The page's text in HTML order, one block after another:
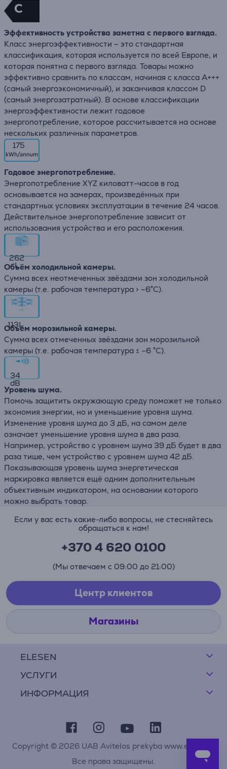
C
Эффективность устройства заметна с первого взгляда.
Класс энергоэффективности – это стандартная
классификация, которая используется по всей Европе, и
которая понятна с первого взгляда. Товары можно
эффективно сравнить по классам, начиная с класса A+++
(самый энергоэкономичный), и заканчивая классом D
(самый энергозатратный). В основе классификации
энергоэффективности лежит годовое
энергопотребление, которое рассчитывается на основе
нескольких различных параметров.
175
Годовое энергопотребление.
Энергопотребление XYZ киловатт-часов в год
основывается на замерах, произведённых при
стандартных условиях эксплуатации в течение 24 часов.
Действительное энергопотребление зависит от
использования устройства и его расположения.
262
L
Объём холодильной камеры.
Сумма всех неотмеченных звёздами зон холодильной
камеры (т.е. рабочая температура > –6°C).
113L
Объём морозильной камеры.
Сумма всех отмеченных звёздами зон морозильной
камеры (т.е. рабочая температура ≤ –6 °C).
34
dB
Уровень шума.
Помочь защитить окружающую среду поможет не только
экономия энергии, но и уменьшение уровня шума.
Изменение уровня шума до 3 дБ, на самом деле
означает уменьшение уровня шума в два раза.
Например, устройство с уровнем шума 39 дБ будет в два
раза тише, чем устройство с уровнем шума 42 дБ.
Показывающая уровень шума энергетическая
маркировка является ещё одним дополнительным
объективным индикатором, на основании которого
можно выбрать товар.
ELESEN
УСЛУГИ
ИНФОРМАЦИЯ
Если у вас есть какие-либо вопросы, не стесняйтесь
обращаться к нам!
+370 4 620 0100
(Мы отвечаем с 09:00 до 21:00)
Центр клиентов
Магазины
Copyright © 2026 UAB Avitelos prekyba www.elesen.lt
Все права защищены.